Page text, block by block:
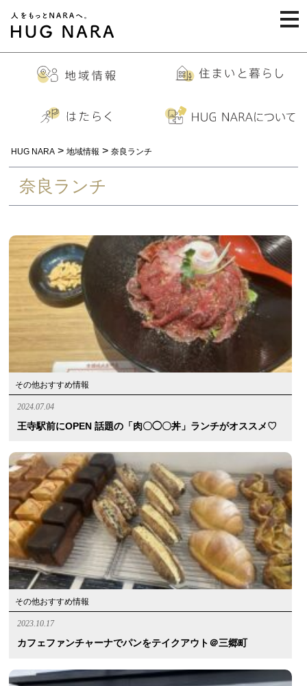
HUG NARA > 地域情報 > 奈良ランチ
奈良ランチ
その他おすすめ情報
2024.07.04
王寺駅前にOPEN 話題の「肉〇◯〇丼」ランチがオススメ♡
その他おすすめ情報
2023.10.17
カフェファンチャーナでパンをテイクアウト＠三郷町